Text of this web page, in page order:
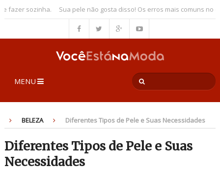
sozinha. Sua pele não gosta disso! Os erros mais comuns no
MENU
BELEZA Diferentes Tipos de Pele e Suas Necessidades
Diferentes Tipos de Pele e Suas
Necessidades